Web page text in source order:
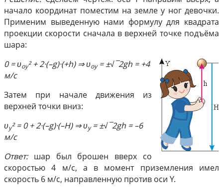
начало координат поместим на земле у ног девочки.
Применим выведенную нами формулу для квадрата
проекции скорости сначала в верхней точке подъёма
шара:
0 = υoy² + 2·(–g)·(+h) ⇒ υoy= ±√¯2gh = +4
м/с
Затем при начале движения из
верхней точки вниз:
υy² = 0 + 2·(–g)·(–H) ⇒ υy= ±√¯2gh = –6
м/с
Ответ:шар был брошен вверх со
скоростью 4 м/с, а в момент приземления имел
скорость 6 м/с, направленную против оси Y.